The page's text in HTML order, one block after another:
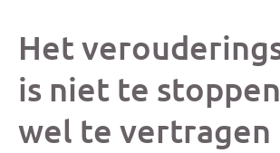
op
Het
is niet te
wel te vertragen